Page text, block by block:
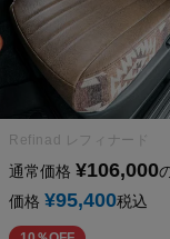
Refinad レフィナード
通常価格 ¥106,000
価格 ¥95,400税込